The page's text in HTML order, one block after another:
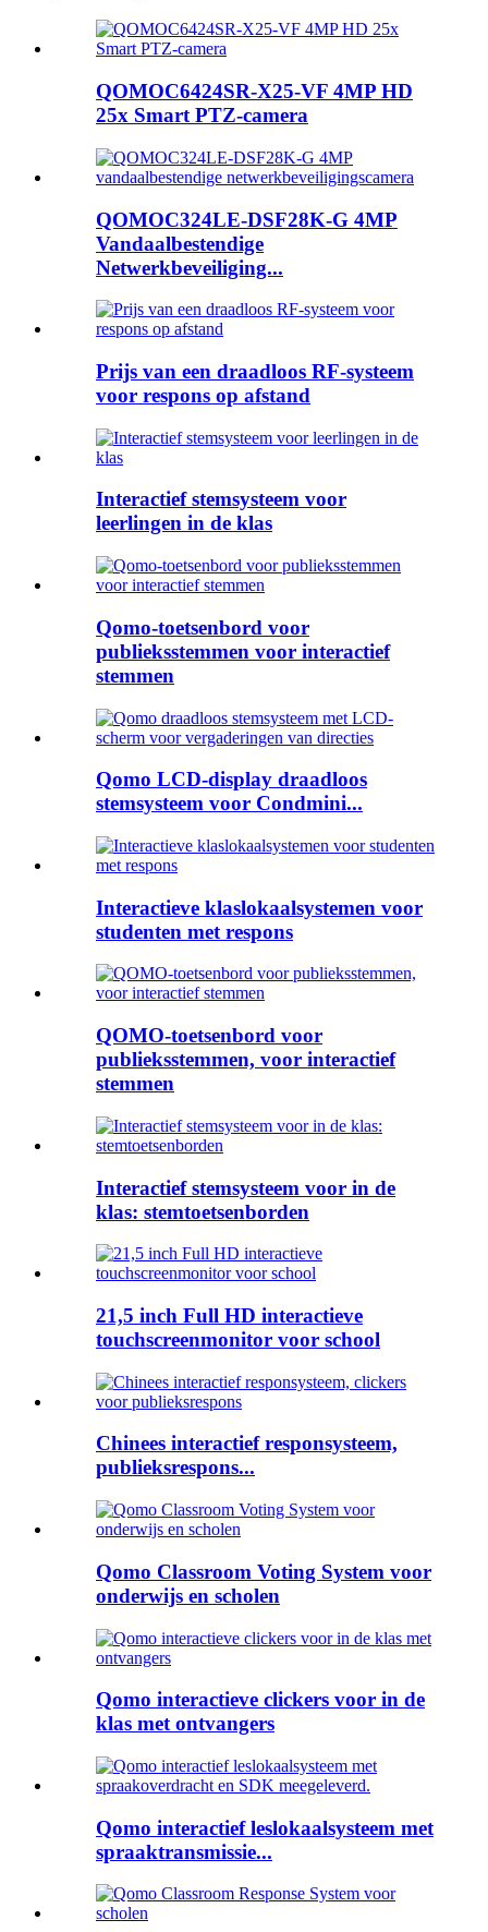
QOMOC6424SR-X25-VF 4MP HD
25x Smart PTZ-camera
QOMOC324LE-DSF28K-G 4MP
Vandaalbestendige
Netwerkbeveiliging...
Prijs van een draadloos RF-systeem
voor respons op afstand
Interactief stemsysteem voor
leerlingen in de klas
Qomo-toetsenbord voor
publieksstemmen voor interactief
stemmen
Qomo LCD-display draadloos
stemsysteem voor Condmini...
Interactieve klaslokaalsystemen voor
studenten met respons
QOMO-toetsenbord voor
publieksstemmen, voor interactief
stemmen
Interactief stemsysteem voor in de
klas: stemtoetsenborden
21,5 inch Full HD interactieve
touchscreenmonitor voor school
Chinees interactief responsysteem,
publieksrespons...
Qomo Classroom Voting System voor
onderwijs en scholen
Qomo interactieve clickers voor in de
klas met ontvangers
Qomo interactief leslokaalsysteem met
spraaktransmissie...